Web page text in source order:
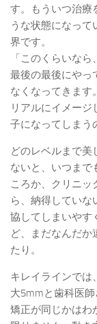
す。もういつ治療
うな状態になっ
界です。
「このくらいな
最後の最後にやっ
なくなってきます
リアルにイメー
子になってしまう
どのレベルまで美
ないと、いつまで
ころか、クリニッ
ら、納得していな
協してしまいやす
ど、まだなんだ
たり。
キレイラインでは
大5mmと歯科医
矯正が同じかはわ